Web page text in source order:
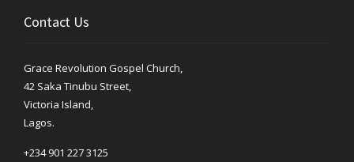
Contact Us
Grace Revolution Gospel Church,
42 Saka Tinubu Street,
Victoria Island,
Lagos.
+234 901 227 3125